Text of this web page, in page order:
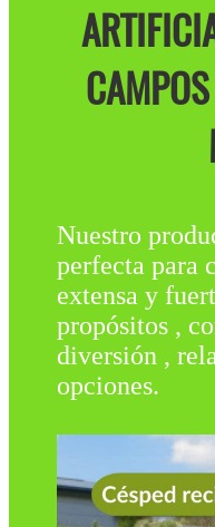
Nuestro
perfecta para
extensa y
propósitos ,
diversión ,
opciones.